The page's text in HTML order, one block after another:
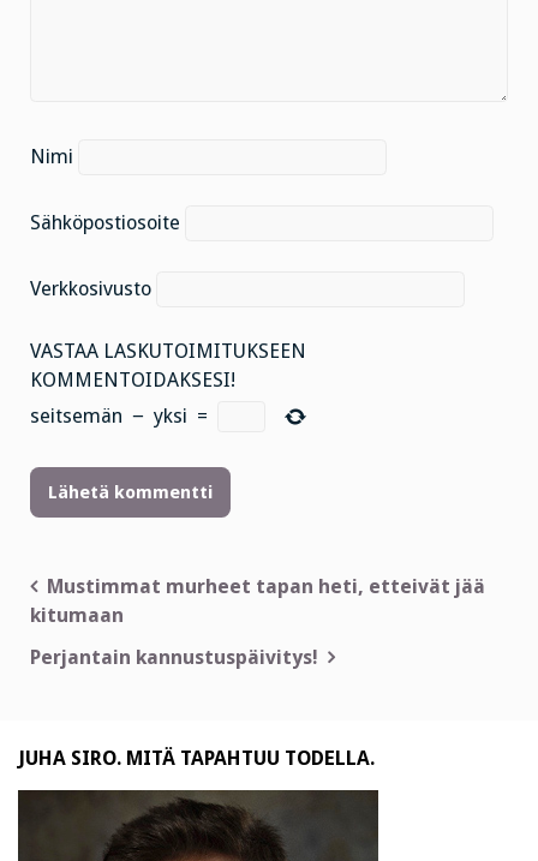
Nimi
Sähköpostiosoite
Verkkosivusto
VASTAA LASKUTOIMITUKSEEN
KOMMENTOIDAKSESI!
seitsemän − yksi =
Artikkelien
selaus
Mustimmat murheet tapan heti, etteivät jää
kitumaan
Perjantain kannustuspäivitys!
JUHA SIRO. MITÄ TAPAHTUU TODELLA.